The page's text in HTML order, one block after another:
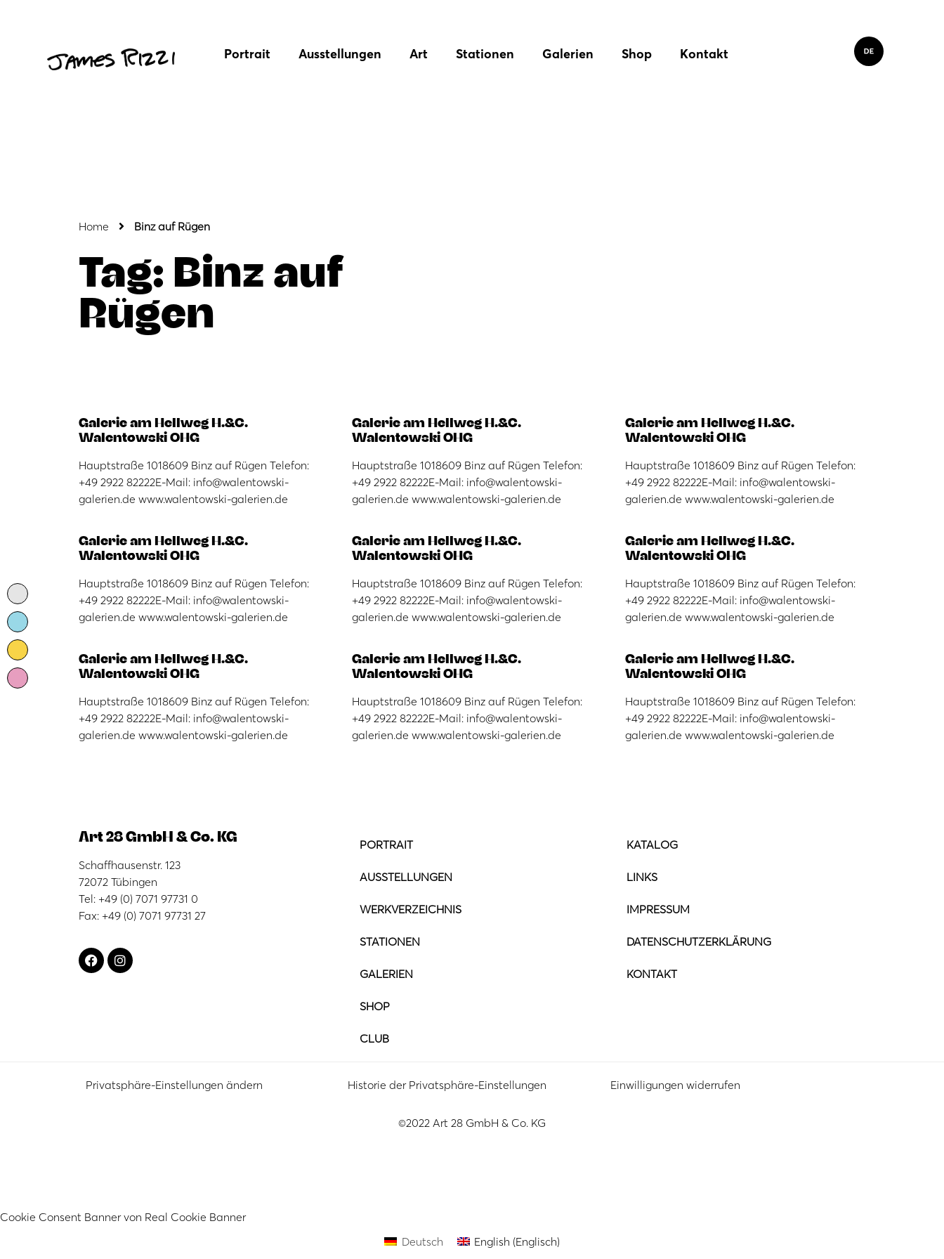
Portrait Ausstellungen Art Stationen Galerien Shop Kontakt
Home Binz auf Rügen
Tag: Binz auf
Rügen
Galerie am Hellweg H.&C.
Walentowski OHG
Hauptstraße 1018609 Binz auf Rügen Telefon:
+49 2922 82222E-Mail: info@walentowski-
galerien.de www.walentowski-galerien.de
Galerie am Hellweg H.&C.
Walentowski OHG
Hauptstraße 1018609 Binz auf Rügen Telefon:
+49 2922 82222E-Mail: info@walentowski-
galerien.de www.walentowski-galerien.de
Galerie am Hellweg H.&C.
Walentowski OHG
Hauptstraße 1018609 Binz auf Rügen Telefon:
+49 2922 82222E-Mail: info@walentowski-
galerien.de www.walentowski-galerien.de
Galerie am Hellweg H.&C.
Walentowski OHG
Hauptstraße 1018609 Binz auf Rügen Telefon:
+49 2922 82222E-Mail: info@walentowski-
galerien.de www.walentowski-galerien.de
Galerie am Hellweg H.&C.
Walentowski OHG
Hauptstraße 1018609 Binz auf Rügen Telefon:
+49 2922 82222E-Mail: info@walentowski-
galerien.de www.walentowski-galerien.de
Galerie am Hellweg H.&C.
Walentowski OHG
Hauptstraße 1018609 Binz auf Rügen Telefon:
+49 2922 82222E-Mail: info@walentowski-
galerien.de www.walentowski-galerien.de
Galerie am Hellweg H.&C.
Walentowski OHG
Hauptstraße 1018609 Binz auf Rügen Telefon:
+49 2922 82222E-Mail: info@walentowski-
galerien.de www.walentowski-galerien.de
Galerie am Hellweg H.&C.
Walentowski OHG
Hauptstraße 1018609 Binz auf Rügen Telefon:
+49 2922 82222E-Mail: info@walentowski-
galerien.de www.walentowski-galerien.de
Galerie am Hellweg H.&C.
Walentowski OHG
Hauptstraße 1018609 Binz auf Rügen Telefon:
+49 2922 82222E-Mail: info@walentowski-
galerien.de www.walentowski-galerien.de
Art 28 GmbH & Co. KG
Schaffhausenstr. 123
72072 Tübingen
Tel: +49 (0) 7071 97731 0
Fax: +49 (0) 7071 97731 27
PORTRAIT
AUSSTELLUNGEN
WERKVERZEICHNIS
STATIONEN
GALERIEN
SHOP
CLUB
KATALOG
LINKS
IMPRESSUM
DATENSCHUTZERKLÄRUNG
KONTAKT
Privatsphäre-Einstellungen ändern Historie der Privatsphäre-Einstellungen Einwilligungen widerrufen
©2022 Art 28 GmbH & Co. KG
Cookie Consent Banner von Real Cookie Banner
Deutsch
English (Englisch)